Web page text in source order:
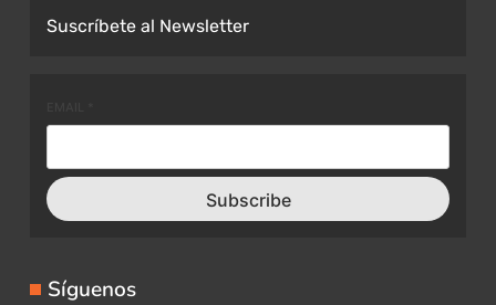
Suscríbete al Newsletter
Subscribe
Síguenos